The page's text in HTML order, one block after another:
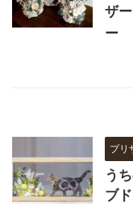
ザ
ー
プリ
う
ブ